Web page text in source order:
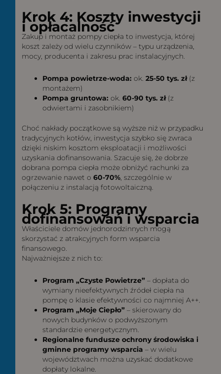
Krok 4: Koszty inwestycji
i opłacalność
Zakup i montaż pompy ciepła to inwestycja, której
koszt zależy od wielu czynników – typu urządzenia,
mocy, producenta i zakresu prac instalacyjnych.
Pompa powietrze-woda: ok. 25-50 tys. zł(z
montażem)
Pompa gruntowa: ok. 60-90 tys. zł(z
odwiertami i zasobnikiem)
Choć nakłady początkowe są wyższe niż w przypadku
tradycyjnych kotłów, inwestycja szybko się zwraca
dzięki niskim kosztom eksploatacji i możliwości
uzyskania dofinansowania. Szacuje się, że dobrze
dobrana pompa ciepła może obniżyć rachunki za
ogrzewanie nawet o 60-70%, szczególnie w
połączeniu z instalacją fotowoltaiczną.
Krok 5: Programy
dofinansowań i wsparcia
Właściciele domów jednorodzinnych mogą
skorzystać z atrakcyjnych form wsparcia
finansowego.
Najważniejsze z nich to:
Program „Czyste Powietrze”– dopłata do
wymiany nieefektywnych źródeł ciepła na
pompę o klasie efektywności co najmniej A++.
Program „Moje Ciepło”– skierowany do
nowych budynków o podwyższonym
standardzie energetycznym.
Regionalne fundusze ochrony środowiska i
gminne programy wsparcia – w wielu
województwach można uzyskać dodatkowe
dopłaty lokalne.